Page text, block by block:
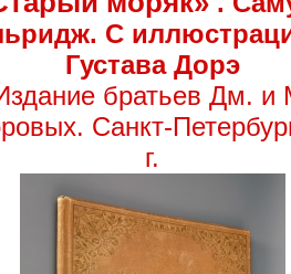
С
Густава Дорэ
братьев Дм. и
Санкт-
г.